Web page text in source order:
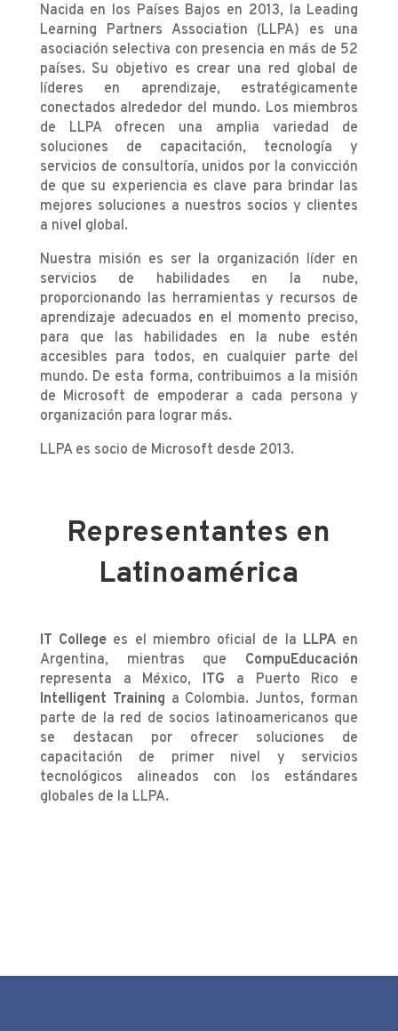
Nacida en los Países Bajos en 2013, la Leading
Learning Partners Association (LLPA) es una
asociación selectiva con presencia en más de 52
países. Su objetivo es crear una red global de
líderes en aprendizaje, estratégicamente
conectados alrededor del mundo. Los miembros
de LLPA ofrecen una amplia variedad de
soluciones de capacitación, tecnología y
servicios de consultoría, unidos por la convicción
de que su experiencia es clave para brindar las
mejores soluciones a nuestros socios y clientes
a nivel global.
Nuestra misión es ser la organización líder en
servicios de habilidades en la nube,
proporcionando las herramientas y recursos de
aprendizaje adecuados en el momento preciso,
para que las habilidades en la nube estén
accesibles para todos, en cualquier parte del
mundo. De esta forma, contribuimos a la misión
de Microsoft de empoderar a cada persona y
organización para lograr más.
LLPA es socio de Microsoft desde 2013.
Representantes en
Latinoamérica
IT College es el miembro oficial de la LLPAen
Argentina, mientras que CompuEducación
representa a México, ITG a Puerto Rico e
Intelligent Training a Colombia. Juntos, forman
parte de la red de socios latinoamericanos que
se destacan por ofrecer soluciones de
capacitación de primer nivel y servicios
tecnológicos alineados con los estándares
globales de la LLPA.